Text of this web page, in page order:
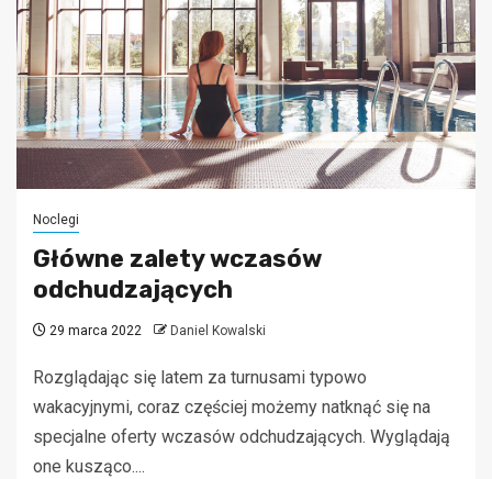
Noclegi
Główne zalety wczasów
odchudzających
29 marca 2022 Daniel Kowalski
Rozglądając się latem za turnusami typowo
wakacyjnymi, coraz częściej możemy natknąć się na
specjalne oferty wczasów odchudzających. Wyglądają
one kusząco....